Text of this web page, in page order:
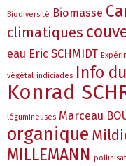
Biodiversité Biomasse
climatiques
eau Eric SCHMIDT
végétal indiciades Info
Konrad
légumineuses Marceau
organique
MILLEMANN